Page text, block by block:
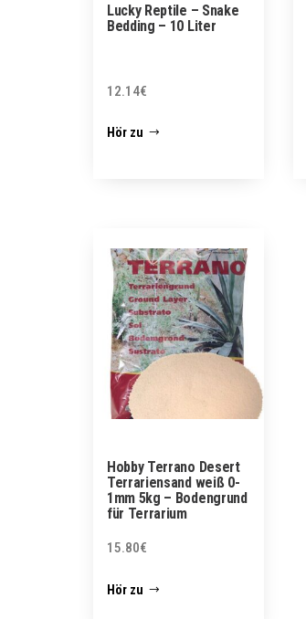
Lucky Reptile – Snake
Bedding – 10 Liter
12.14€
Hör zu
Hobby Terrano Desert
Terrariensand weiß 0-
1mm 5kg – Bodengrund
für Terrarium
15.80€
Hör zu